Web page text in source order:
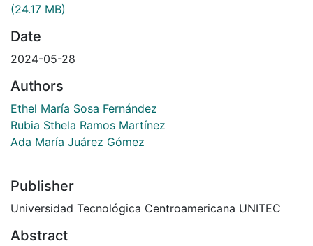
(24.17 MB)
Date
2024-05-28
Authors
Ethel María Sosa Fernández
Rubia Sthela Ramos Martínez
Ada María Juárez Gómez
Publisher
Universidad Tecnológica Centroamericana UNITEC
Abstract